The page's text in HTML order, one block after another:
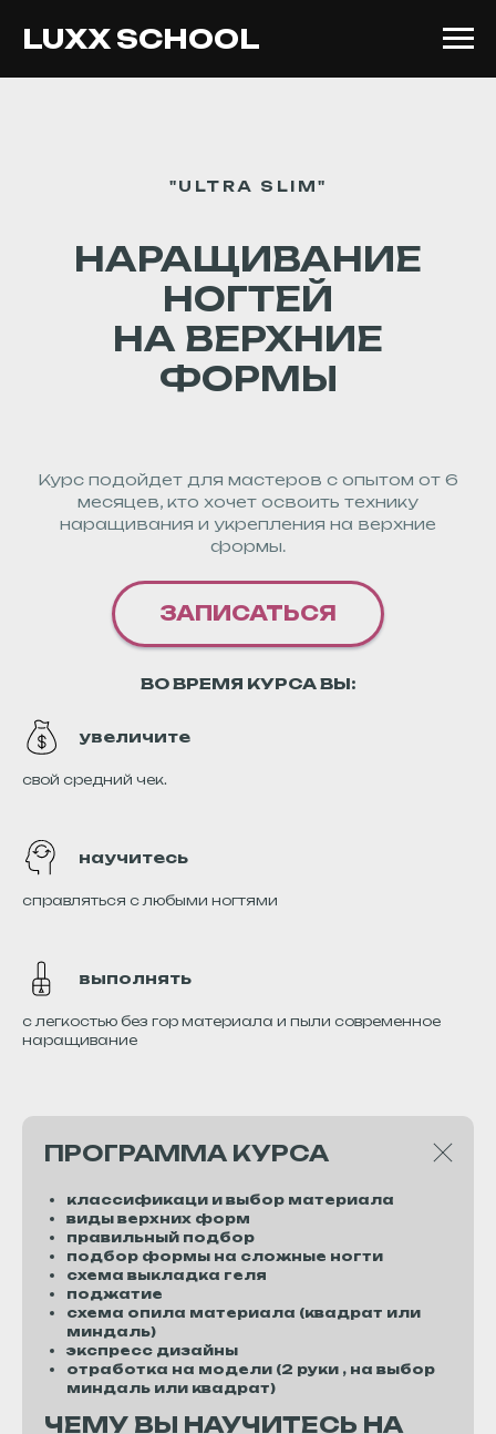
LUXX SCHOOL
"ULTRA SLIM"
НАРАЩИВАНИЕ
НОГТЕЙ
НА ВЕРХНИЕ
ФОРМЫ
Курс подойдет для мастеров с опытом от 6
месяцев, кто хочет освоить технику
наращивания и укрепления на верхние
формы.
ЗАПИСАТЬСЯ
ВО ВРЕМЯ КУРСА ВЫ:
увеличите
свой средний чек.
научитесь
справляться с любыми ногтями
выполнять
с легкостью без гор материала и пыли современное
наращивание
ПРОГРАММА КУРСА
классификаци и выбор материала
виды верхних форм
правильный подбор
подбор формы на сложные ногти
схема выкладка геля
поджатие
схема опила материала (квадрат или
миндаль)
экспресс дизайны
отработка на модели (2 руки , на выбор
миндаль или квадрат)
ЧЕМУ ВЫ НАУЧИТЕСЬ НА